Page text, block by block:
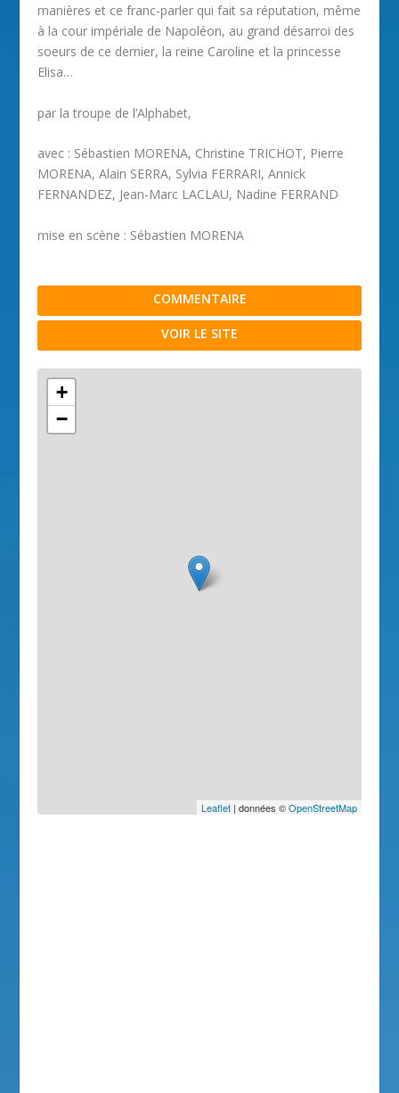
manières et ce franc-parler qui fait sa réputation, même
à la cour impériale de Napoléon, au grand désarroi des
soeurs de ce dernier, la reine Caroline et la princesse
Elisa…
par la troupe de l’Alphabet,
avec : Sébastien MORENA, Christine TRICHOT, Pierre
MORENA, Alain SERRA, Sylvia FERRARI, Annick
FERNANDEZ, Jean-Marc LACLAU, Nadine FERRAND
mise en scène : Sébastien MORENA
COMMENTAIRE
VOIR LE SITE
+
−
Leaflet| données ©OpenStreetMap